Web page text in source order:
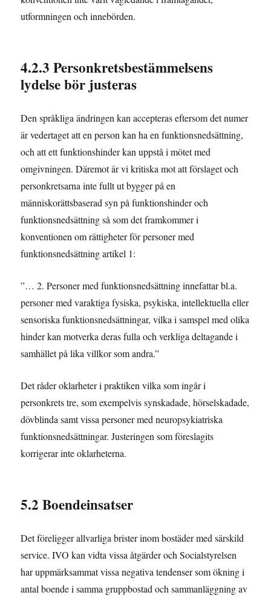
utformningen och innebörden.
4.2.3 Personkretsbestämmelsens
lydelse bör justeras
Den språkliga ändringen kan accepteras eftersom det numer
är vedertaget att en person kan ha en funktionsnedsättning,
och att ett funktionshinder kan uppstå i mötet med
omgivningen. Däremot är vi kritiska mot att förslaget och
personkretsarna inte fullt ut bygger på en
människorättsbaserad syn på funktionshinder och
funktionsnedsättning så som det framkommer i
konventionen om rättigheter för personer med
funktionsnedsättning artikel 1:
”… 2. Personer med funktionsnedsättning innefattar bl.a.
personer med varaktiga fysiska, psykiska, intellektuella eller
sensoriska funktionsnedsättningar, vilka i samspel med olika
hinder kan motverka deras fulla och verkliga deltagande i
samhället på lika villkor som andra.”
Det råder oklarheter i praktiken vilka som ingår i
personkrets tre, som exempelvis synskadade, hörselskadade,
dövblinda samt vissa personer med neuropsykiatriska
funktionsnedsättningar. Justeringen som föreslagits
korrigerar inte oklarheterna.
5.2 Boendeinsatser
Det föreligger allvarliga brister inom bostäder med särskild
service. IVO kan vidta vissa åtgärder och Socialstyrelsen
har uppmärksammat vissa negativa tendenser som ökning i
antal boende i samma gruppbostad och sammanläggning av